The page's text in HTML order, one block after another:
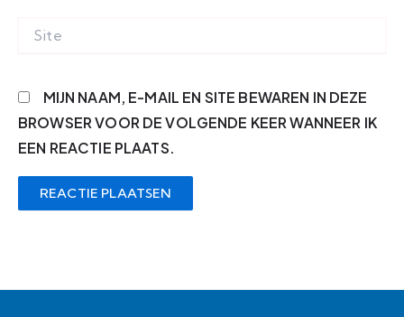
SITE
MIJN NAAM, E-MAIL EN SITE BEWAREN IN DEZE
BROWSER VOOR DE VOLGENDE KEER WANNEER IK
EEN REACTIE PLAATS.